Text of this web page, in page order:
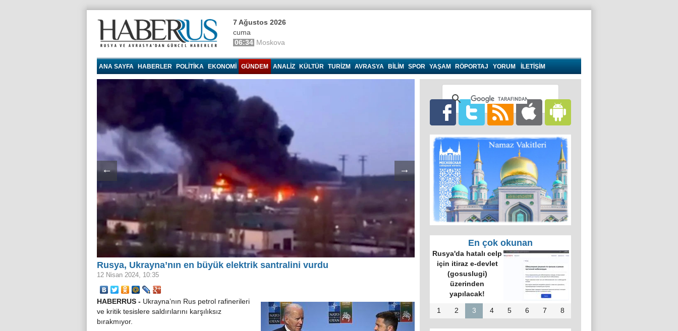
7 Ağustos 2026
cuma
06:34 Moskova
ANA SAYFA HABERLER POLITIKA EKONOMI GÜNDEM ANALIZ KÜLTÜR TURIZM AVRASYA BILIM SPOR YAŞAM RÖPORTAJ YORUM İLETİŞİM
← →
Rusya, Ukrayna’nın en büyük elektrik santralini vurdu
12 Nisan 2024, 10:35
HABERRUS - Ukrayna’nın Rus petrol rafinerileri
ve kritik tesislere saldırılarını karşılıksız
bırakmıyor.
En çok okunan
Rusya'da hatalı celp
için itiraz e-devlet
(gosuslugi)
üzerinden
yapılacak!
1 2 3 4 5 6 7 8